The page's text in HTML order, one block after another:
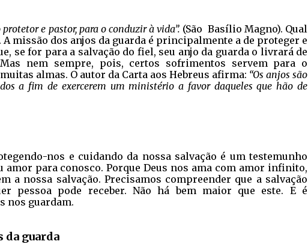
e pastor, para o conduzir à vida”. (São Basílio Magno). Qual
A missão dos anjos da guarda é principalmente a de proteger e
se for para a salvação do fiel, seu anjo da guarda o livrará de
nem sempre, pois, certos sofrimentos servem para o
almas. O autor da Carta aos Hebreus afirma: “Os anjos são
a fim de exercerem um ministério a favor daqueles que hão de
nos e cuidando da nossa salvação é um testemunho
amor para conosco. Porque Deus nos ama com amor infinito,
a nossa salvação. Precisamos compreender que a salvação
pessoa pode receber. Não há bem maior que este. E é
nos guardam.
da guarda